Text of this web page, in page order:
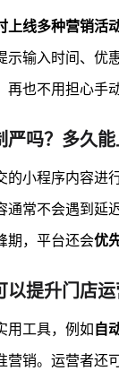
上线多种营销活
示输入时间、优
也不用担心手
吗？多久能
的小程序内容进
通常不会遇到延
期，平台还会优
提升门店运
用工具，例如自
营销。运营者还